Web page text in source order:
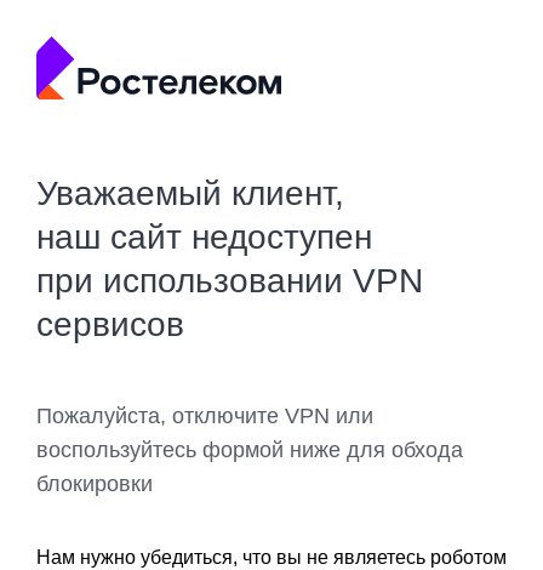
Уважаемый клиент,
наш сайт недоступен
при использовании VPN
сервисов
Пожалуйста, отключите VPN или
воспользуйтесь формой ниже для обхода
блокировки
Нам нужно убедиться, что вы не являетесь роботом